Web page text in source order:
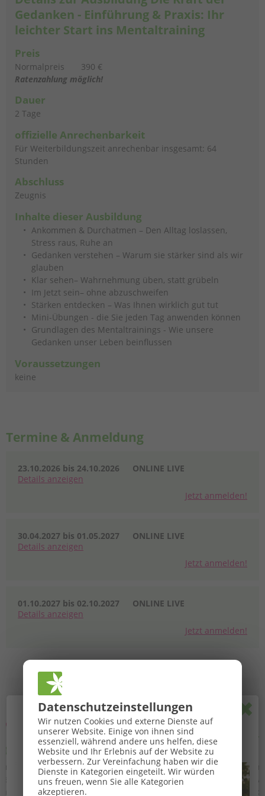
Datenschutz­einstellungen
Wir nutzen Cookies und externe Dienste auf
unserer Website. Einige von ihnen sind
essenziell, während andere uns helfen, diese
Website und Ihr Erlebnis auf der Website zu
verbessern. Zur Vereinfachung haben wir die
Dienste in Kategorien eingeteilt. Wir würden
uns freuen, wenn Sie alle Kategorien
akzeptieren.
🌞GROSSE BaBlü® Sommeraktion🌞
Ihr Sommerbonus für Anmeldungen von 27.07. bis
16.08.2026.
Gedanken - Einführung & Praxis: Ihr
leichter Start ins Mentaltraining
Preis
Normalpreis
390 €
Ratenzahlung möglich!
Dauer
2 Tage
offizielle Anrechenbarkeit
Für Weiterbildungszeit anrechenbar insgesamt: 64
Stunden
Abschluss
Zeugnis
Inhalte dieser Ausbildung
Ankommen & Durchatmen – Den Alltag loslassen,
Stress raus, Ruhe an
Gedanken verstehen – Warum sie stärker sind als wir
glauben
Klar sehen– Wahrnehmung üben, statt grübeln
Im Jetzt sein– ohne abzuschweifen
Stärken entdecken – Was Ihnen wirklich gut tut
Mini-Übungen - die Sie jeden Tag anwenden können
Grundlagen des Mentaltrainings - Wie unsere
Gedanken unser Leben beinflussen
Voraussetzungen
keine
Termine & Anmeldung
23.10.2026 bis 24.10.2026
Details anzeigen
ONLINE LIVE
Jetzt anmelden!
30.04.2027 bis 01.05.2027
Details anzeigen
ONLINE LIVE
Jetzt anmelden!
01.10.2027 bis 02.10.2027
Details anzeigen
ONLINE LIVE
Jetzt anmelden!
Bewusstsein & Manifestation
Durch die Meisterklasse habe ich überhaupt erst einen
Zugang zu mir selbst, und zu meinem Herzen, zu meinen
Gefühlen gefunden und darf mich weiter üben. Ich bin mir
meiner Schöpferkraft bewusst geworden und habe gelernt